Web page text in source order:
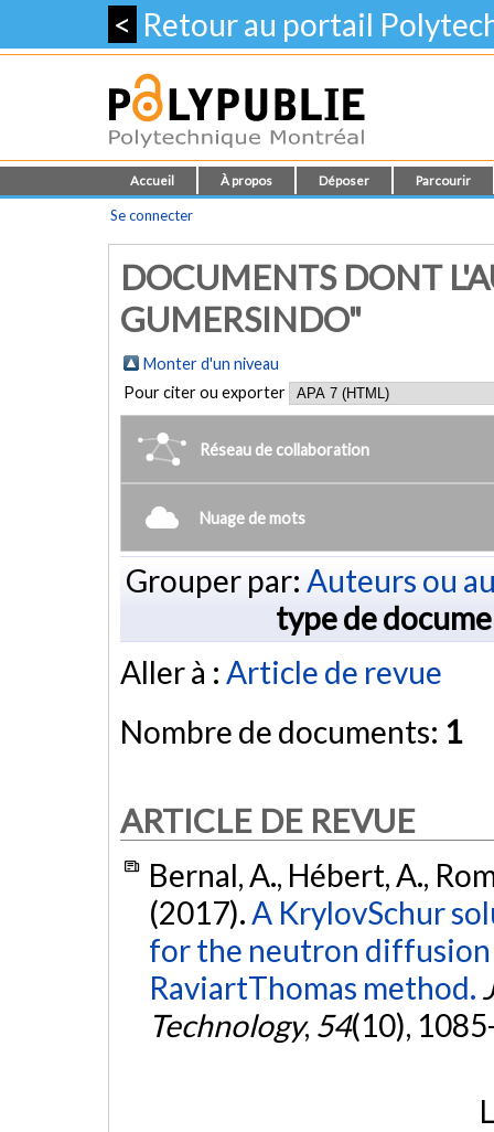
< Retour au portail
Accueil À propos Déposer Parcourir
Se connecter
DOCUMENTS DONT
GUMERSINDO"
Monter d'un niveau
Pour citer ou exporter
Réseau de collaboration
Nuage de mots
Grouper par: Auteurs ou
type de
Aller à : Article de revue
Nombre de documents: 1
ARTICLE DE REVUE
Bernal, A., Hébert, A.,
(2017).A KrylovSchur
for the neutron
RaviartThomas method.
Technology, 54(10),